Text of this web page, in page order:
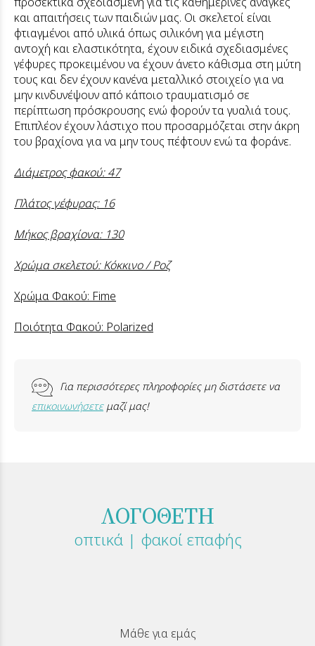
και απαιτήσεις των παιδιών μας. Οι σκελετοί είναι
φτιαγμένοι από υλικά όπως σιλικόνη για μέγιστη
αντοχή και ελαστικότητα, έχουν ειδικά σχεδιασμένες
γέφυρες προκειμένου να έχουν άνετο κάθισμα στη μύτη
τους και δεν έχουν κανένα μεταλλικό στοιχείο για να
μην κινδυνέψουν από κάποιο τραυματισμό σε
περίπτωση πρόσκρουσης ενώ φορούν τα γυαλιά τους.
Επιπλέον έχουν λάστιχο που προσαρμόζεται στην άκρη
του βραχίονα για να μην τους πέφτουν ενώ τα φοράνε.
Διάμετρος φακού: 47
Πλάτος γέφυρας: 16
Μήκος βραχίονα: 130
Χρώμα σκελετού: Κόκκινο / Ροζ
Χρώμα Φακού: Fime
Ποιότητα Φακού: Polarized
Για περισσότερες πληροφορίες μη διστάσετε να
επικοινωνήσετεμαζί μας!
ΛΟΓΟΘΕΤΗ
οπτικά | φακοί επαφής
Μάθε για εμάς